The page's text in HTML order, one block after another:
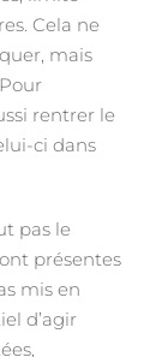
Cela ne
mais
rentrer le
ci dans
pas le
présentes
mis en
d’agir